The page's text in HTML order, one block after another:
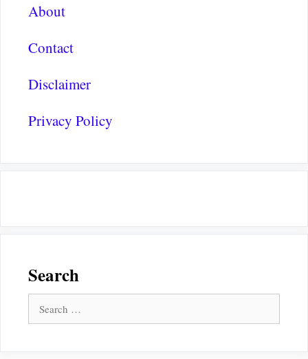
About
Contact
Disclaimer
Privacy Policy
Search
Search
for: